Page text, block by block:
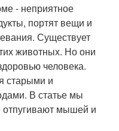
- неприятное
портят вещи и
Существует
животных. Но они
человека.
старыми и
В статье мы
отпугивают мышей и